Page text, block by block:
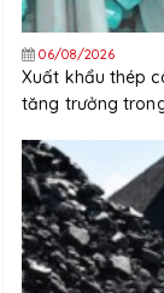
06/08/2026
Xuất khẩu thép
tăng trưởng